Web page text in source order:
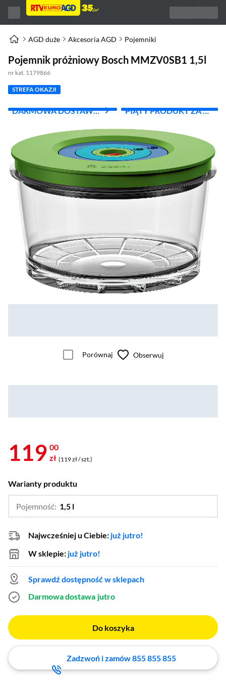
AGD duże Akcesoria AGD Pojemniki
Pojemnik próżniowy Bosch MMZV0SB1 1,5l
nr kat. 1179866
STREFA OKAZJI
DARMOWA DOSTAWA
PIĄTY PRODUKT ZA 1
Porównaj Obserwuj
119 00
zł (119 zł / szt.)
Warianty produktu
Pojemność: 1,5 l
Najwcześniej u Ciebie: już jutro!
W sklepie: już jutro!
Sprawdź dostępność w sklepach
Darmowa dostawa jutro
Do koszyka
Zadzwoń i zamów 855 855 855